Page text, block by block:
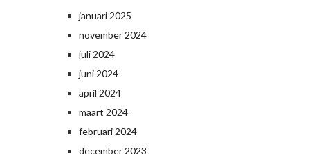
januari 2025
november 2024
juli 2024
juni 2024
april 2024
maart 2024
februari 2024
december 2023